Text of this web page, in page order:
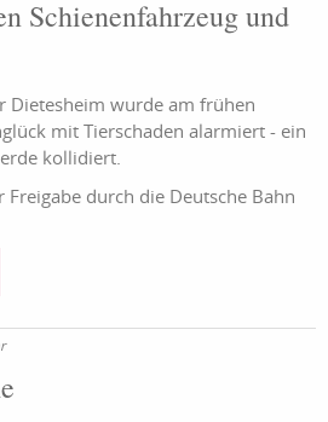
Schienenfahrzeug und
Dietesheim wurde am frühen
mit Tierschaden alarmiert - ein
kollidiert.
durch die Deutsche Bahn